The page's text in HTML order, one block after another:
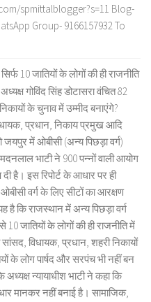
spmittalblogger?s=11 Blog-
Group- 9166157932 To
10 जातियों के लोगों की ही राजनीति
गोविंद सिंह डोटासरा वंचित 82
के चुनाव में उम्मीद बनाएंगे?
प्रधान, निकाय प्रमुख आदि
में ओबीसी (अन्य पिछड़ा वर्ग)
भाटी ने 900 पन्नों वाली आयोग
है। इस रिपोर्ट के आधार पर ही
वर्ग के लिए सीटों का आरक्षण
है कि राजस्थान में अन्य पिछड़ा वर्ग
जातियों के लोगों की ही राजनीति में
सांसद, विधायक, प्रधान, शहरी निकायों
के लोग पार्षद और सरपंच भी नहीं बन
न्यायाधीश भाटी ने कहा कि
मानकर नहीं बनाई है। सामाजिक,